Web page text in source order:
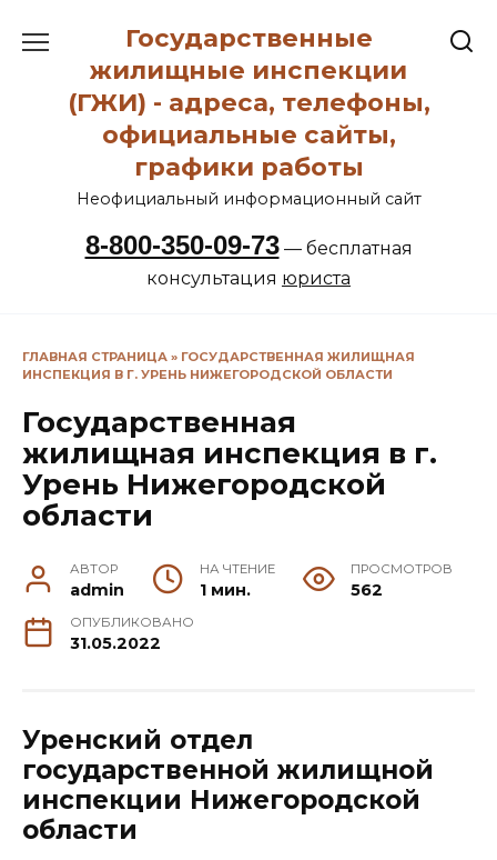
содержанию
Государственные
жилищные инспекции
(ГЖИ) - адреса, телефоны,
официальные сайты,
графики работы
Неофициальный информационный сайт
8-800-350-09-73— бесплатная
консультация юриста
ГЛАВНАЯ СТРАНИЦА » ГОСУДАРСТВЕННАЯ ЖИЛИЩНАЯ
ИНСПЕКЦИЯ В Г. УРЕНЬ НИЖЕГОРОДСКОЙ ОБЛАСТИ
Государственная
жилищная инспекция в г.
Урень Нижегородской
области
АВТОР
admin
НА ЧТЕНИЕ
1 мин.
ПРОСМОТРОВ
562
ОПУБЛИКОВАНО
31.05.2022
Уренский отдел
государственной жилищной
инспекции Нижегородской
области